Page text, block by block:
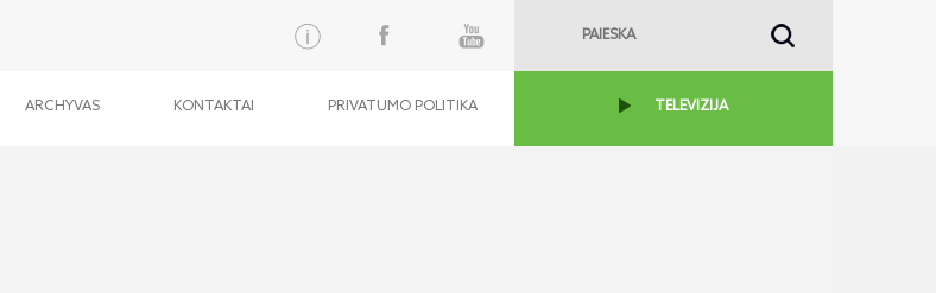
ARCHYVAS KONTAKTAI PRIVATUMO POLITIKA TELEVIZIJA